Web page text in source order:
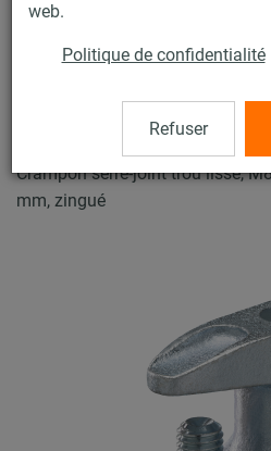
web.
Politique de confidentialité
Refuser
Crampon
Crampon serre-joint trou lisse,
mm, zingué